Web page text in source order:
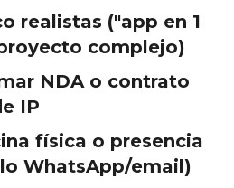
realistas ("app en 1
complejo)
NDA o contrato
IP
física o presencia
WhatsApp/email)